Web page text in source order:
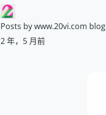
Posts by www.20vi.com blog
2 年，5 月前